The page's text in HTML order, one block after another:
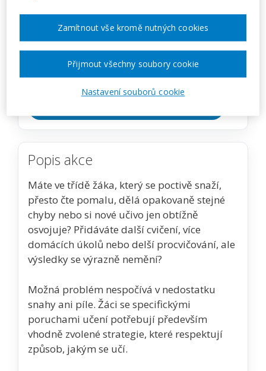
ONLINE
1350 Kč
Popis akce
Máte ve třídě žáka, který se poctivě snaží,
přesto čte pomalu, dělá opakovaně stejné
chyby nebo si nové učivo jen obtížně
osvojuje? Přidáváte další cvičení, více
domácích úkolů nebo delší procvičování, ale
výsledky se výrazně nemění?
Možná problém nespočívá v nedostatku
snahy ani píle. Žáci se specifickými
poruchami učení potřebují především
vhodně zvolené strategie, které respektují
způsob, jakým se učí.
Nastavení souborů cookie
Zamítnout vše kromě nutných cookies
Přijmout všechny soubory cookie